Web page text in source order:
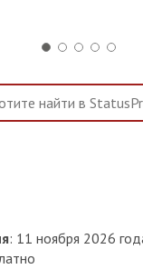
: 11 ноября 2026